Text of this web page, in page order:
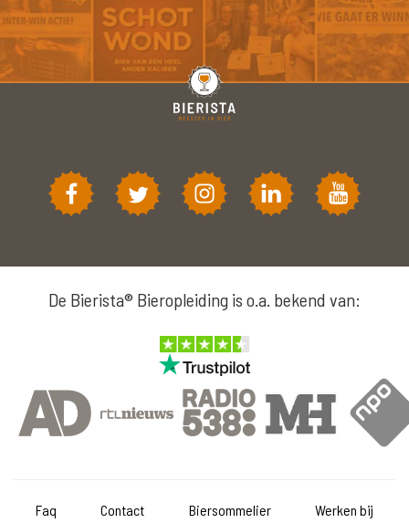
De Bierista® Bieropleiding is o.a. bekend van:
Faq Contact Biersommelier Werken bij